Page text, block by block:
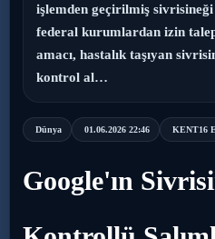
Yaşam
işlemden geçirilmiş
federal kurumlardan izin
amacı, hastalık taşıyan
kontrol al…
Dünya 01.06.2026 22:46 KENT16
Google'ın